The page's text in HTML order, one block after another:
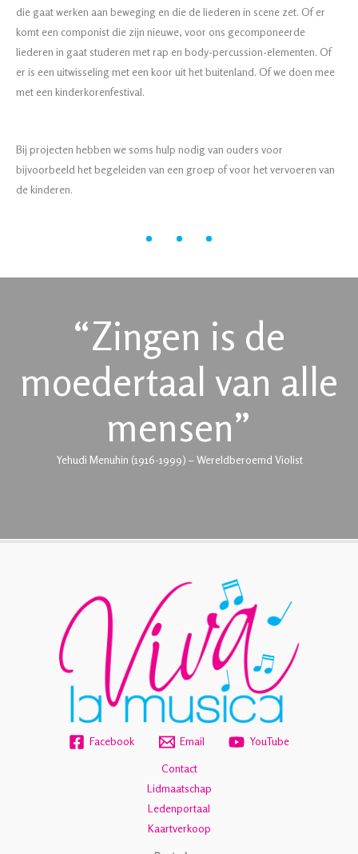
die gaat werken aan beweging en die de liederen in scene zet. Of er
komt een componist die zijn nieuwe, voor ons gecomponeerde
liederen in gaat studeren met rap en body-percussion-elementen. Of
er is een uitwisseling met een koor uit het buitenland. Of we doen mee
met een kinderkorenfestival.
Bij projecten hebben we soms hulp nodig van ouders voor
bijvoorbeeld het begeleiden van een groep of voor het vervoeren van
de kinderen.
“Zingen is de
moedertaal van alle
mensen”
Yehudi Menuhin (1916-1999) – Wereldberoemd Violist
Facebook Email YouTube
Contact
Lidmaatschap
Ledenportaal
Kaartverkoop